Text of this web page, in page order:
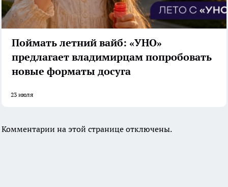
Поймать летний вайб: «УНО»
предлагает владимирцам попробовать
новые форматы досуга
23 июля
Комментарии на этой странице отключены.